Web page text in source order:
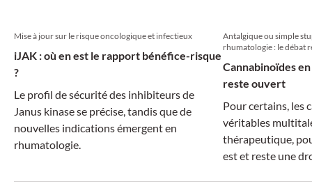
Mise à jour sur le risque oncologique et infectieux
iJAK : où en est le rapport bénéfice-risque
?
Le profil de sécurité des inhibiteurs de
Janus kinase se précise, tandis que de
nouvelles indications émergent en
rhumatologie.
Antalgique ou simple
rhumatologie : le débat
Cannabinoïdes
reste ouvert
Pour certains, les
véritables
thérapeutique,
est et reste une